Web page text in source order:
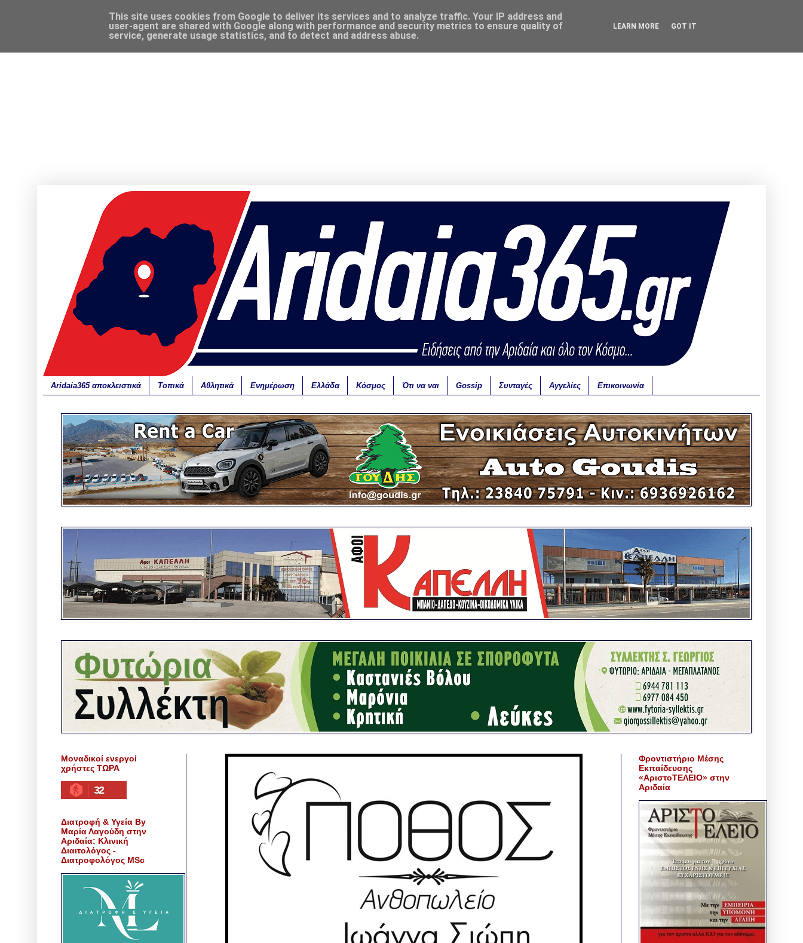
Aridaia365 αποκλειστικά Τοπικά Αθλητικά Ενημέρωση Ελλάδα Κόσμος Ότι να ναι Gossip Συνταγές Αγγελίες Επικοινωνία
Μοναδικοί ενεργοί
χρήστες ΤΩΡΑ
32
Διατροφή & Υγεία By
Μαρία Λαγούδη στην
Αριδαία: Κλινική
Διαιτολόγος -
Διατροφολόγος MSc
Φροντιστήριο Μέσης
Εκπαίδευσης
«ΑριστοΤΕΛΕΙΟ» στην
Αριδαία
This site uses cookies from Google to deliver its services and to analyze traffic. Your IP address and
user-agent are shared with Google along with performance and security metrics to ensure quality of
service, generate usage statistics, and to detect and address abuse.
LEARN MORE GOT IT